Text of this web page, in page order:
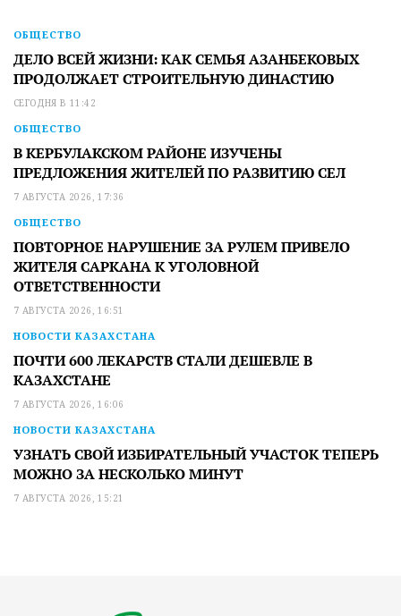
ОБЩЕСТВО
ДЕЛО ВСЕЙ ЖИЗНИ: КАК СЕМЬЯ АЗАНБЕКОВЫХ
ПРОДОЛЖАЕТ СТРОИТЕЛЬНУЮ ДИНАСТИЮ
СЕГОДНЯ В 11:42
ОБЩЕСТВО
В КЕРБУЛАКСКОМ РАЙОНЕ ИЗУЧЕНЫ
ПРЕДЛОЖЕНИЯ ЖИТЕЛЕЙ ПО РАЗВИТИЮ СЕЛ
7 АВГУСТА 2026, 17:36
ОБЩЕСТВО
ПОВТОРНОЕ НАРУШЕНИЕ ЗА РУЛЕМ ПРИВЕЛО
ЖИТЕЛЯ САРКАНА К УГОЛОВНОЙ
ОТВЕТСТВЕННОСТИ
7 АВГУСТА 2026, 16:51
НОВОСТИ КАЗАХСТАНА
ПОЧТИ 600 ЛЕКАРСТВ СТАЛИ ДЕШЕВЛЕ В
КАЗАХСТАНЕ
7 АВГУСТА 2026, 16:06
НОВОСТИ КАЗАХСТАНА
УЗНАТЬ СВОЙ ИЗБИРАТЕЛЬНЫЙ УЧАСТОК ТЕПЕРЬ
МОЖНО ЗА НЕСКОЛЬКО МИНУТ
7 АВГУСТА 2026, 15:21